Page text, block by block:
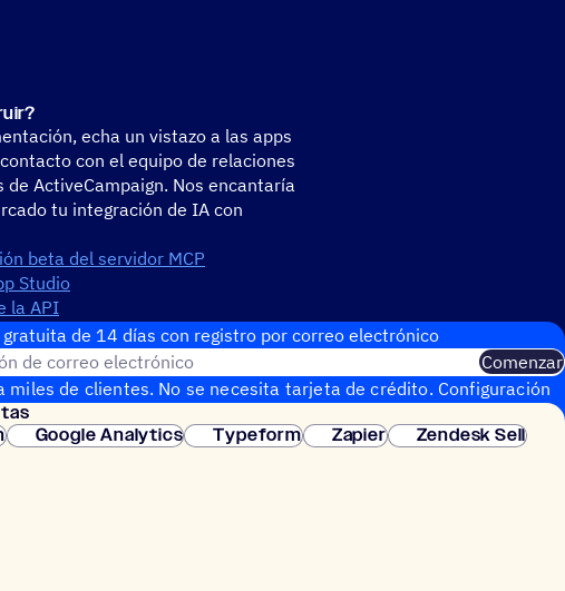
echa un vistazo a las apps
con el equipo de relaciones
ActiveCampaign. Nos encantaría
tu integración de IA con
beta del servidor MCP
Studio
la API
desarrolladores
gratuita de 14 días con regis­tro por correo electrónico
de correo electrónico
Comenzar
miles de clientes. No se necesita tarjeta de crédito. Configuración
Google Analytics Typeform Zapier Zendesk Sell